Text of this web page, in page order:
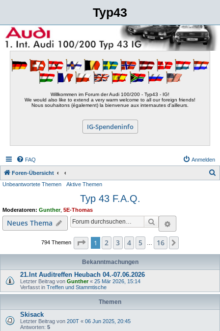
Typ43
Willkommen im Forum der Audi 100/200 - Typ43 - IG!
We would also like to extend a very warm welcome to all our foreign friends!
Nous souhaitons (également) la bienvenue aux internautes d'ailleurs.
IG-Spendeninfo
FAQ Anmelden
Foren-Übersicht
Unbeantwortete Themen Aktive Themen
Typ 43 F.A.Q.
Moderatoren: Gunther, 5E-Thomas
Neues Thema Suche
794 Themen Seite 1 von 16
1 2 3 4 5 … 16
Bekanntmachungen
21.Int Auditreffen Heubach 04.-07.06.2026
Letzter Beitrag von Gunther« 25 Mär 2026, 15:14
Verfasst in Treffen und Stammtische
Themen
Skisack
Letzter Beitrag von 200T « 06 Jun 2025, 20:45
Antworten: 5